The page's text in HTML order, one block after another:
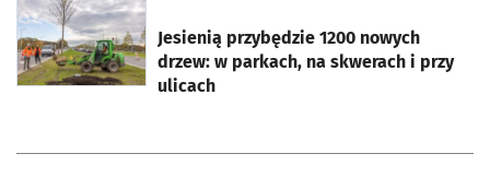
Jesienią przybędzie 1200 nowych
drzew: w parkach, na skwerach i przy
ulicach
otworzy się w nowej karcie